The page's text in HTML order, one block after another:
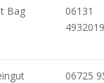
Bag
06131
4932019
06725